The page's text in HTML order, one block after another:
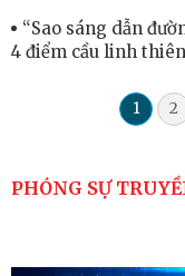
“Sao sáng dẫn
4 điểm cầu linh
1 2
PHÓNG SỰ